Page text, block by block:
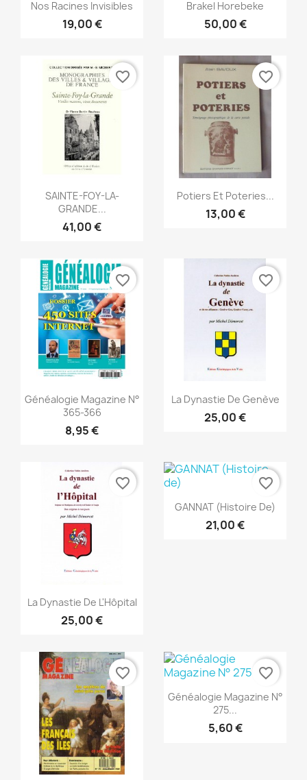
Nos Racines Invisibles
19,00 €
Brakel Horebeke
50,00 €
Aperçu rapide
SAlNTE-FOY-LA-
GRANDE...
41,00 €
favorite_border
Aperçu rapide
Potiers Et Poteries...
13,00 €
favorite_border
Aperçu rapide
Généalogie Magazine N°
365-366
8,95 €
favorite_border
Aperçu rapide
La Dynastie De Genève
25,00 €
favorite_border
Aperçu rapide
La Dynastie De L'Hôpital
25,00 €
favorite_border
Aperçu rapide
GANNAT (Histoire De)
21,00 €
favorite_border
favorite_border
Aperçu rapide
Généalogie Magazine N°
275...
5,60 €
favorite_border